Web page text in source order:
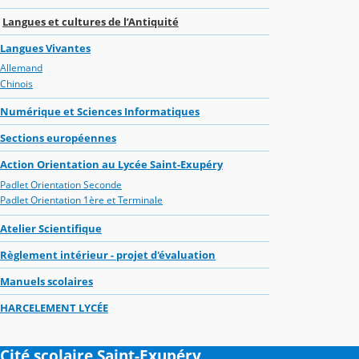
Langues et cultures de l’Antiquité
Langues Vivantes
Allemand
Chinois
Numérique et Sciences Informatiques
Sections européennes
Action Orientation au Lycée Saint-Exupéry
Padlet Orientation Seconde
Padlet Orientation 1ère et Terminale
Atelier Scientifique
Règlement intérieur - projet d'évaluation
Manuels scolaires
HARCELEMENT LYCÉE